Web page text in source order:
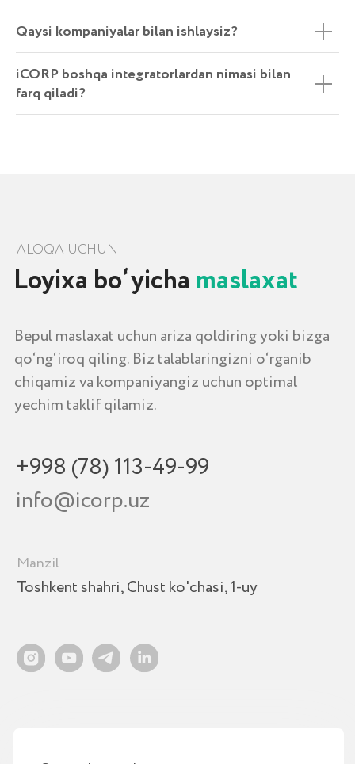
Qaysi kompaniyalar bilan ishlaysiz?
iCORP boshqa integratorlardan nimasi bilan
farq qiladi?